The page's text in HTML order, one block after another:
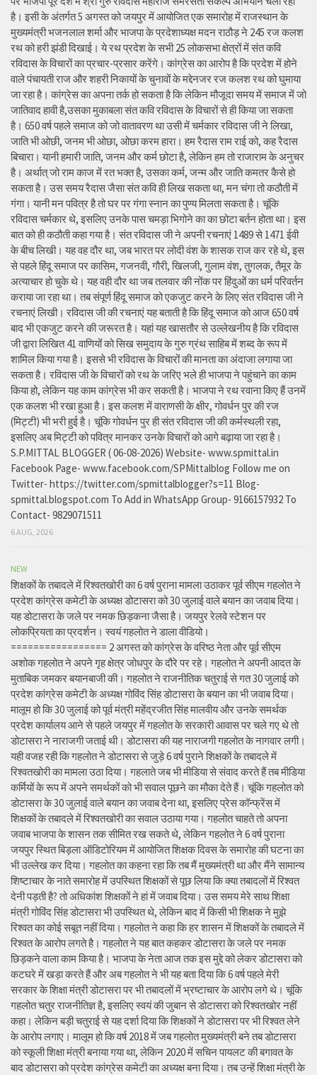
है। इसी के अंतर्गत 5 अगस्त को जयपुर में आयोजित एक समारोह में राजस्थान के
मुख्यमंत्री भजनलाल शर्मा और भाजपा के प्रदेशाध्यक्ष मदन राठौड़ ने 245 रज कलश
रथ को हरी झंडी दिखाई। ये रथ प्रदेश के सभी 25 लोकसभा क्षेत्रों में संत कवि
रविदास के विचारों का प्रचार-प्रसार करेंगे। कांग्रेस का आरोप है कि प्रदेश में होने
वाले पंचायती राज और शहरी निकायों के चुनावों के मद्देनजर रज कलश रथ को घुमाया
जा रहा है। कांग्रेस का अपना तर्क हो सकता है कि लेकिन मौजूदा समय में समाज में जो
जातिवाद हावी है,उसका मुकाबला संत कवि रविदास के विचारों से ही किया जा सकता
है। 650 वर्ष पहले समाज को जो वातावरण था उसी में चर्मकार रविदास जी ने लिखा,
जाति भी ओछी, जनम भी ओछा, ओछा करम हारा। हम रैदास राम राई को, कह रैदास
बिचारा। यानी हमारी जाति, जनम और कर्म छोटा है, लेकिन हम तो राजाराम के अनुचर
है। अर्थात् जो राम काज में रत भक्त है, उसका कर्म, जन्म और जाति कमतर कैसे हो
सकता है। उस समय रैदास जैसा संत कवि ही लिख सकता था, मन चंगा तो कठौती में
गंगा। यानी मन पवित्र है तो घर पर गंगा स्नान का पुण्य मिलता सकता है। चूंकि
रविदास चर्मकार थे, इसलिए उनके पास चमड़ा भिगोने का का छोटा बर्तन होता था। इस
बात को ही कठौती कहा गया है। संत रविदास जी ने अपनी रचनाएं 1489 से 1471 ईवी
के बीच लिखी। यह वह दौर था, जब भारत पर लोदी वंश के शासक राज कर रहे थे, इस
से पहले हिंदू समाज पर कासिम, गजनवी, गौरी, खिलजी, गुलाम वंश, तुगलक, तैमूर के
अत्याचार हो चुके थे। यह वही दौर था जब तलवार की नोंक पर हिंदुओं का धर्म परिवर्तन
कराया जा रहा था। तब संपूर्ण हिंदू समाज को एकजुट करने के लिए संत रविदास जी ने
रचनाएं लिखी। रविदास जी की रचनाएं यह बताती है कि हिंदू समाज को आज 650 वर्ष
बाद भी एकजुट करने की जरूरत है। यहां यह खासतौर से उल्लेखनीय है कि रविदास
जी द्वारा लिखित 41 वाणियोंं को सिख समुदाय के गुरु ग्रंथ साहिब में शब्द के रूप में
शामिल किया गया है। इससे भी रविदास के विचारों की मानता का अंदाजा लगाया जा
सकता है। रविदास जी के विचारों को रथ के जरिए भले ही भाजपा ने पहुंचाने का काम
किया हो, लेकिन यह काम कांग्रेस भी कर सकती है। भाजपा ने रथ रवाना किए हैं उनमें
एक कलश भी रखा हुआ है। इस कलश में वाराणसी के क्षीर, गोवर्धन पुर की रज
(मिट्टी) भी भरी हुई है। चूंकि गोवर्धन पुर ही संत रविदास जी की कर्मस्थली रहा,
इसलिए अब मिट्टी को पवित्र मानकर उनके विचारों को आगे बढ़ाया जा रहा है।
S.P.MITTAL BLOGGER ( 06-08-2026) Website- www.spmittal.in
Facebook Page- www.facebook.com/SPMittalblog Follow me on
Twitter- https://twitter.com/spmittalblogger?s=11 Blog-
spmittal.blogspot.com To Add in WhatsApp Group- 9166157932 To
Contact- 9829071511
6 AUG, 2026
NEW
शिक्षकों के तबादले में रिश्वतखोरी का 6 वर्ष पुराना मामला उठाकर पूर्व सीएम गहलोत ने
प्रदेश कांग्रेस कमेटी के अध्यक्ष डोटासरा को 30 जुलाई वाले बयान का जवाब दिया।
यह डोटासरा के जले पर नमक छिड़कना जैसा है। जयपुर रेलवे स्टेशन पर
लोकप्रियता का प्रदर्शन। स्वयं गहलोत ने डाला वीडियो।
================= 2 अगस्त को कांग्रेस के वरिष्ठ नेता और पूर्व सीएम
अशोक गहलोत ने अपने गृह क्षेत्र जोधपुर के दौरे पर रहे। गहलोत ने अपनी आदत के
मुताबिक जमकर बयानबाजी की। गहलोत ने राजनीतिक चतुराई से गत 30 जुलाई को
प्रदेश कांग्रेस कमेटी के अध्यक्ष गोविंद सिंह डोटासरा के बयान का भी जवाब दिया।
मालूम हो कि 30 जुलाई को पूर्व मंत्री महेंद्रजीत सिंह मालवीय और उनके समर्थक
प्रदेश कार्यालय आने से पहले जयपुर में गहलोत के सरकारी आवास पर चले गए थे तो
डोटासरा ने नाराजगी जताई थी। डोटासरा की यह नाराजगी गहलोत के नागवार लगी।
यही वजह रही कि गहलोत ने डोटासरा से जुड़े 6 वर्ष पुराने शिक्षकों के तबादले में
रिश्वतखोरी का मामला उठा दिया। गहलाते जब भी मीडिया से संवाद करते हैं तब मीडिया
कर्मियों के रूप में अपने समर्थकों को भी सवाल पूछने का मौका देते हैं। चूंकि गहलोत को
डोटासरा के 30 जुलाई वाले बयान का जवाब देना था, इसलिए प्रेस कॉन्फ्रेंस में
शिक्षकों के तबादले में रिश्वतखोरी का सवाल उठाया गया। गहलोत चाहते तो अपना
जवाब भाजपा के शासन तक सीमित रख सकते थे, लेकिन गहलोत ने 6 वर्ष पुराना
जयपुर स्थित बिड़ला ऑडिटोरियम में आयोजित शिक्षक दिवस के समारोह की घटना का
भी उल्लेख कर दिया। गहलोत का कहना रहा कि तब मैं मुख्यमंत्री था और मैंने सामान्य
शिष्टाचार के नाते समारोह में उपस्थित शिक्षकों से पूछ लिया कि क्या तबादलों में रिश्वत
देनी पड़ती है? तो अधिकांश शिक्षकों ने हां में जवाब दिया। उस समय मेरे साथ शिक्षा
मंत्री गोविंद सिंह डोटासरा भी उपस्थित थे, लेकिन बाद में किसी भी शिक्षक ने मुझे
रिश्वत का कोई सबूत नहीं दिया। गहलोत ने कहा कि हर शासन में शिक्षकों के तबादले में
रिश्वत के आरोप लगते है। गहलोत ने यह बात कहकर डोटासरा के जले पर नमक
छिड़कने वाला काम किया है। भाजपा के नेता आज तक इस मुद्दे को लेकर डोटासरा को
कटघरे में खड़ा करते हैं और अब गहलोत ने भी यह बता दिया कि 6 वर्ष पहले मेरी
सरकार के शिक्षा मंत्री डोटासरा पर भी तबादलों में भ्रष्टाचार के आरोप लगे थे। चूंकि
गहलोत चतुर राजनीतिज्ञ है, इसलिए स्वयं की जुबान से डोटासरा को रिश्वतखोर नहीं
कहा। लेकिन बड़ी चतुराई से यह दर्शा दिया कि शिक्षकों ने डोटासरा पर भी रिश्वत लेने
के आरोप लगाए। मालूम हो कि वर्ष 2018 में जब गहलोत मुख्यमंत्री बने तब डोटासरा
को स्कूली शिक्षा मंत्री बनाया गया था, लेकिन 2020 में सचिन पायलट की बगावत के
बाद डोटासरा को प्रदेश कांग्रेस कमेटी का अध्यक्ष बना दिया। तब उन्हें शिक्षा मंत्री के